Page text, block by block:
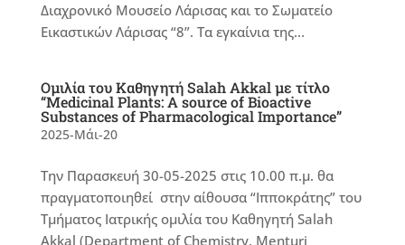
Διαχρονικό Μουσείο Λάρισας και το Σωματείο
Εικαστικών Λάρισας “8”. Τα εγκαίνια της...
Ομιλία του Καθηγητή Salah Akkal με τίτλο
“Medicinal Plants: A source of Bioactive
Substances of Pharmacological Importance”
2025-Μάι-20
Την Παρασκευή 30-05-2025 στις 10.00 π.μ. θα
πραγματοποιηθεί στην αίθουσα “Ιπποκράτης” του
Τμήματος Ιατρικής ομιλία του Καθηγητή Salah
Akkal (Department of Chemistry, Menturi